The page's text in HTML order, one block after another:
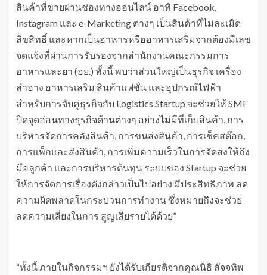
สินค้าที่ขายผ่านช่องทางออนไลน์ อาทิ Facebook,
Instagram และ e-Marketing ต่างๆ เป็นสินค้าที่ไม่ละเมิด
ลิขสิทธิ์ และหากเป็นอาหารหรืออาหารเสริมจากต้องมีเลข
จดแจ้งที่ผ่านการรับรองจากสำนักงานคณะกรรมการ
อาหารและยา (อย.) ทั้งนี้ พบว่าส่วนใหญ่เป็นธุรกิจ เครื่อง
สำอาง อาหารเสริม สินค้าแฟชั่น และอุปกรณ์ไฟฟ้า
สำหรับการจับคู่ธุรกิจกับ Logistics Startup จะช่วยให้ SME
ปิดจุดอ่อนทางธุรกิจด้านต่างๆ อย่างไม่มีที่เก็บสินค้า, การ
บริหารจัดการคลังสินค้า, การขนส่งสินค้า, การเช็คสต๊อก,
การแพ็กและส่งสินค้า, การเพิ่มความเร็วในการจัดส่งให้ถึง
มือลูกค้า และการบริหารต้นทุน ระบบของ Startup จะช่วย
ให้การจัดการเรื่องดังกล่าวเป็นไปอย่าง มีประสิทธิภาพ ลด
ความผิดพลาดในกระบวนการทำงาน ซึ่งหมายถึงจะช่วย
ลดความเสี่ยงในการ สูญเสียรายได้ด้วย”
“ทั้งนี้ ภายในกิจกรรมฯ ยังได้รับเกียรติจากคุณนิธิ สัจจทิพ